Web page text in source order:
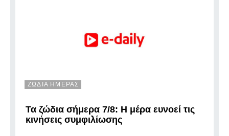
ΖΩΔΙΑ ΗΜΕΡΑΣ
Τα ζώδια σήμερα 7/8: Η μέρα ευνοεί τις
κινήσεις συμφιλίωσης